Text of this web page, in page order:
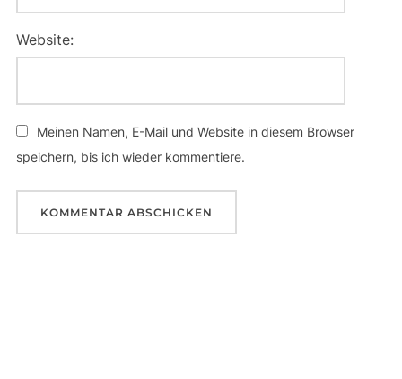
Website:
Meinen Namen, E-Mail und Website in diesem Browser
speichern, bis ich wieder kommentiere.